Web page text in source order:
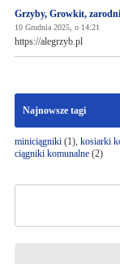
Grzyby, Growkit,
10 Grudnia 2025, o 14:21
https://alegrzyb.pl
Najnowsze tagi
miniciągniki(1), kosiarki
ciągniki komunalne(2)